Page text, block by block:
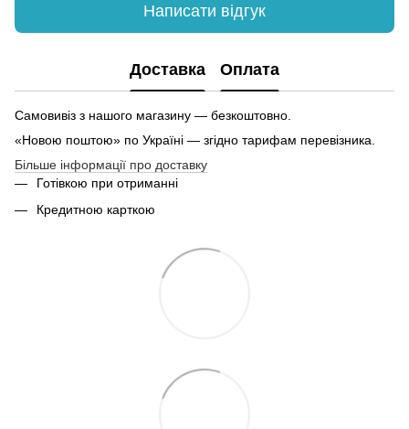
Написати відгук
Доставка Оплата
Самовивіз з нашого магазину — безкоштовно.
«Новою поштою» по Україні — згідно тарифам перевізника.
Більше інформації про доставку
Готівкою при отриманні
Кредитною карткою